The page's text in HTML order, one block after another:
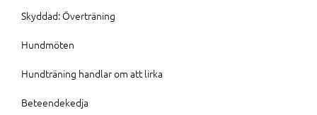
Skyddad: Överträning
Hundmöten
Hundträning handlar om att lirka
Beteendekedja